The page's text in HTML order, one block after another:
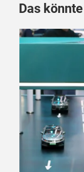
Das